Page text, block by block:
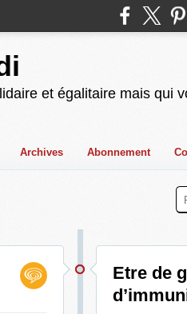
et égalitaire mais qui
Archives Abonnement
Etre de